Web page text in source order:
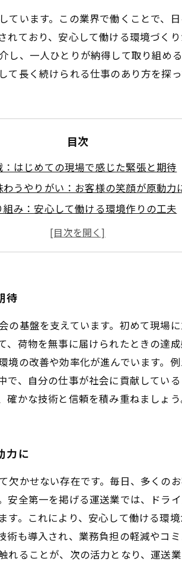
います。この業界で働くことで、
ており、安心して働ける環境づく
、一人ひとりが納得して取り組め
長く続けられる仕事のあり方を探っ
目次
はじめての現場で感じた緊張と期待
わうやりがい：お客様の笑顔が原動力
み：安心して働ける環境作りの工夫
仕事の流れを見直し、さらなるスキル
事へ：運送業で実感する達成感と安
：働きやすさと成長を支える最新の
待
基盤を支えています。初めて現場
荷物を無事に届けられたときの達
の改善や効率化が進んでいます。
、自分の仕事が社会に貢献してい
かな技術と信頼を積み重ねましょう
力に
かせない存在です。毎日、多くの
全第一を掲げる運送業では、ドラ
。これにより、安心して働ける環
も導入され、業務負担の軽減やコ
ることが、次の活力となり、運送